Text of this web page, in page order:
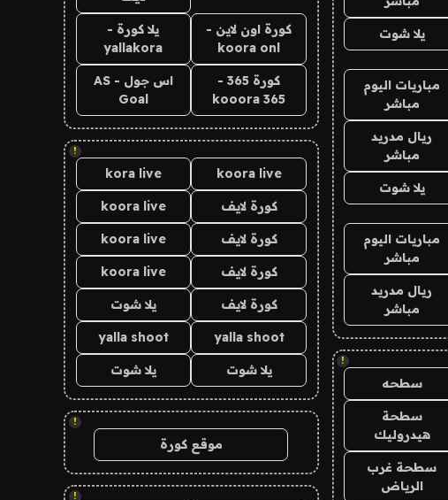
يلا شوت
مباريات اليوم
مباشر
ريال مدريد
مباشر
يلا شوت
مباريات اليوم
مباشر
ريال مدريد
مباشر
!
سطحه
سطحة
هيدروليك
سطحة غرب
الرياض
كورة اون لاين -
koora onl
يلا كورة -
yallakora
كورة 365 -
kooora 365
اس جول - AS
Goal
!
koora live
kora live
كورة لايف koora live
كورة لايف koora live
كورة لايف koora live
كورة لايف يلا شوت
yalla shoot
yalla shoot
يلا شوت يلا شوت
!
موقع كورة
!